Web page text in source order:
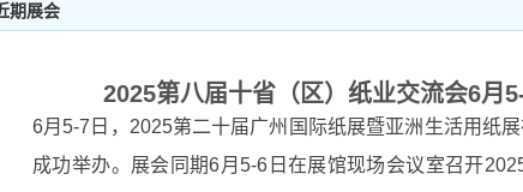
期展会
2025第八届十省（区）纸业交流会6月
6月5-7日，2025第二十届广州国际纸展暨亚洲生活用纸
成功举办。展会同期6月5-6日在展馆现场会议室召开